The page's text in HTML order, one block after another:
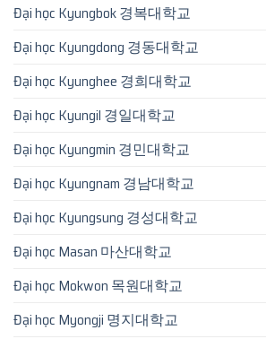
Đại học Kyungbok 경복대학교
Đại học Kyungdong 경동대학교
Đại học Kyunghee 경희대학교
Đại học Kyungil 경일대학교
Đại học Kyungmin 경민대학교
Đại học Kyungnam 경남대학교
Đại học Kyungsung 경성대학교
Đại học Masan 마산대학교
Đại học Mokwon 목원대학교
Đại học Myongji 명지대학교